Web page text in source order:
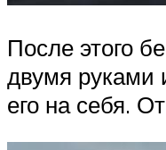
После этого
двумя руками
его на себя.